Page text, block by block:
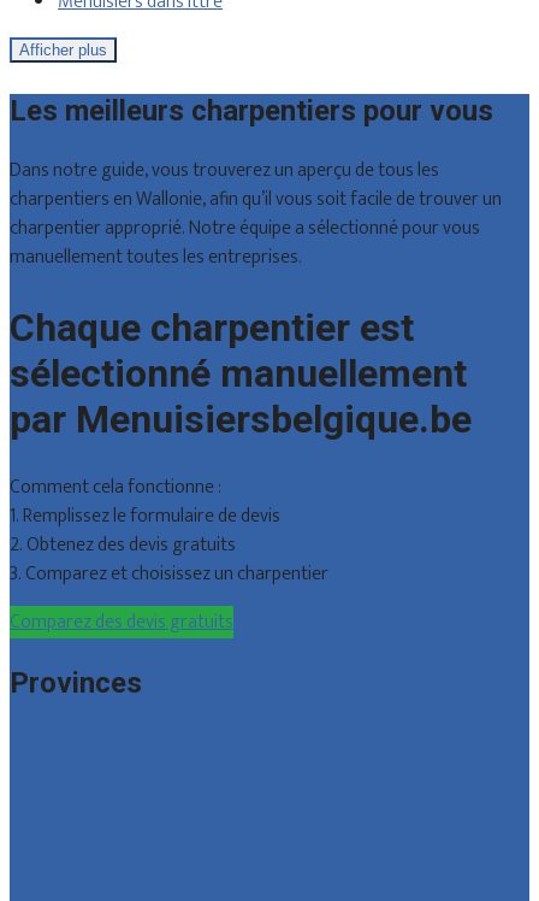
Afficher plus
Les meilleurs charpentiers pour vous
Dans notre guide, vous trouverez un aperçu de tous les
charpentiers en Wallonie, afin qu’il vous soit facile de trouver un
charpentier approprié. Notre équipe a sélectionné pour vous
manuellement toutes les entreprises.
Chaque charpentier est
sélectionné manuellement
par Menuisiersbelgique.be
Comment cela fonctionne :
1. Remplissez le formulaire de devis
2. Obtenez des devis gratuits
3. Comparez et choisissez un charpentier
Comparez des devis gratuits
Provinces